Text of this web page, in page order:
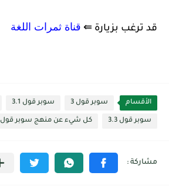
قد ترغب بزيارة ⇚ قناة ثمرات اللغة
الأقسام سوبر قول 3 سوبر قول 3.1
سوبر قول 3.3 كل شيء عن منهج سوبر قول